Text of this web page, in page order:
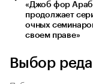
«Джоб фор
продолжает
очных
своем праве»
Выбор